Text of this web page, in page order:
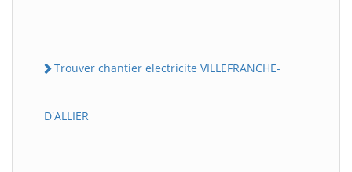
Trouver chantier electricite VILLEFRANCHE-
D'ALLIER